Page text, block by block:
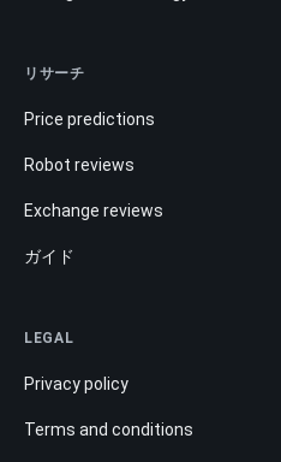
リサーチ
Price predictions
Robot reviews
Exchange reviews
ガイド
LEGAL
Privacy policy
Terms and conditions